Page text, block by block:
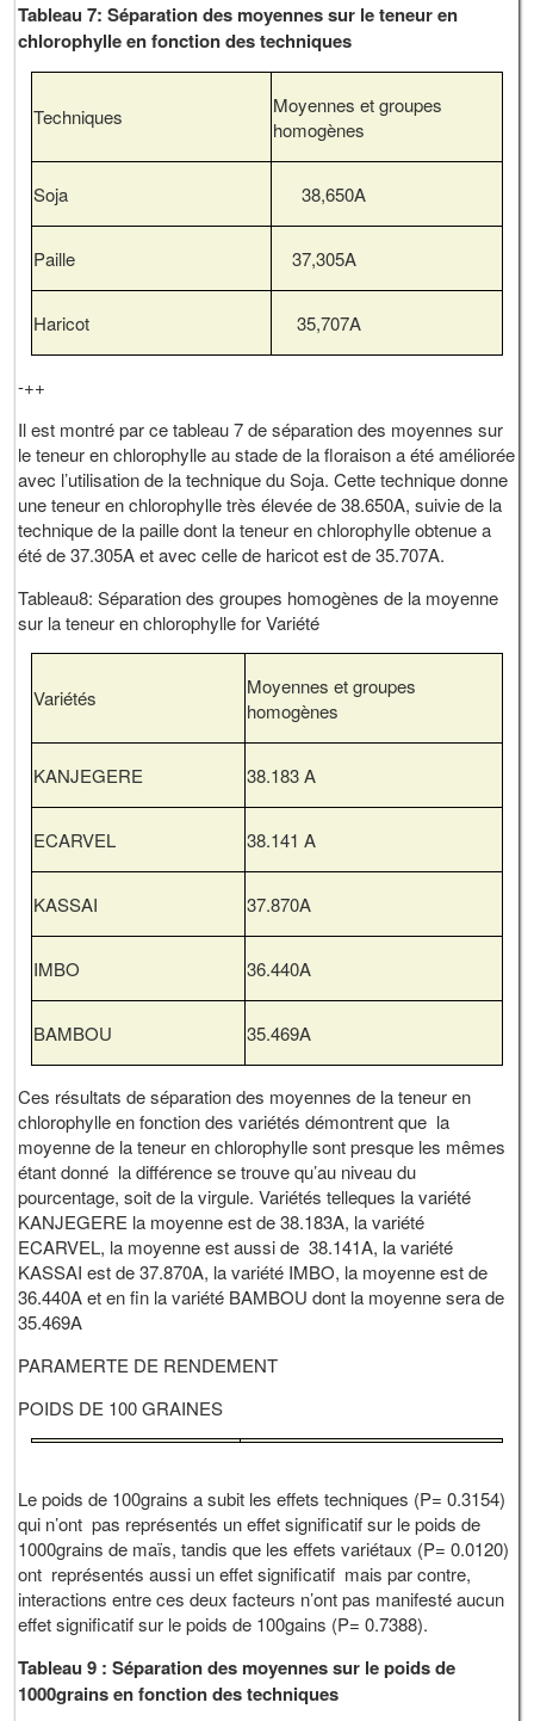
Tableau 7: Séparation des moyennes sur le teneur en
chlorophylle en fonction des techniques
Techniques
Moyennes et groupes
homogènes
Soja 38,650A
Paille 37,305A
Haricot 35,707A
-++
Il est montré par ce tableau 7 de séparation des moyennes sur
le teneur en chlorophylle au stade de la floraison a été améliorée
avec l’utilisation de la technique du Soja. Cette technique donne
une teneur en chlorophylle très élevée de 38.650A, suivie de la
technique de la paille dont la teneur en chlorophylle obtenue a
été de 37.305A et avec celle de haricot est de 35.707A.
Tableau8: Séparation des groupes homogènes de la moyenne
sur la teneur en chlorophylle for Variété
Variétés
Moyennes et groupes
homogènes
KANJEGERE 38.183 A
ECARVEL 38.141 A
KASSAI 37.870A
IMBO 36.440A
BAMBOU 35.469A
Ces résultats de séparation des moyennes de la teneur en
chlorophylle en fonction des variétés démontrent que la
moyenne de la teneur en chlorophylle sont presque les mêmes
étant donné la différence se trouve qu’au niveau du
pourcentage, soit de la virgule. Variétés telleques la variété
KANJEGERE la moyenne est de 38.183A, la variété
ECARVEL, la moyenne est aussi de 38.141A, la variété
KASSAI est de 37.870A, la variété IMBO, la moyenne est de
36.440A et en fin la variété BAMBOU dont la moyenne sera de
35.469A
PARAMERTE DE RENDEMENT
POIDS DE 100 GRAINES
Le poids de 100grains a subit les effets techniques (P= 0.3154)
qui n’ont pas représentés un effet significatif sur le poids de
1000grains de maïs, tandis que les effets variétaux (P= 0.0120)
ont représentés aussi un effet significatif mais par contre,
interactions entre ces deux facteurs n’ont pas manifesté aucun
effet significatif sur le poids de 100gains (P= 0.7388).
Tableau 9 : Séparation des moyennes sur le poids de
1000grains en fonction des techniques